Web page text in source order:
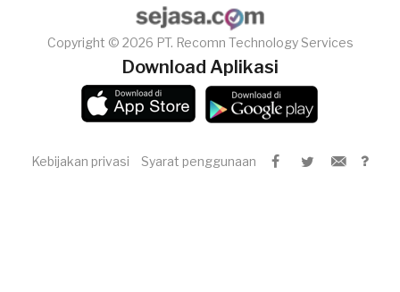
Copyright © 2026 PT. Recomn Technology Services
Download Aplikasi
Kebijakan privasi Syarat penggunaan